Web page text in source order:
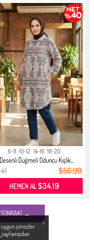
X
uygun çerezler
sayfamızdan
6-8 10-12 14-16 18-20
Düğmeli Oduncu Kışlık...
$56.99
HEMEN AL$34.19
SONRAKI →